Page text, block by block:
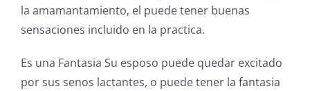
la amamantamiento, el puede tener buenas
sensaciones incluido en la practica.
Es una Fantasia Su esposo puede quedar excitado
por sus senos lactantes, o puede tener la fantasia